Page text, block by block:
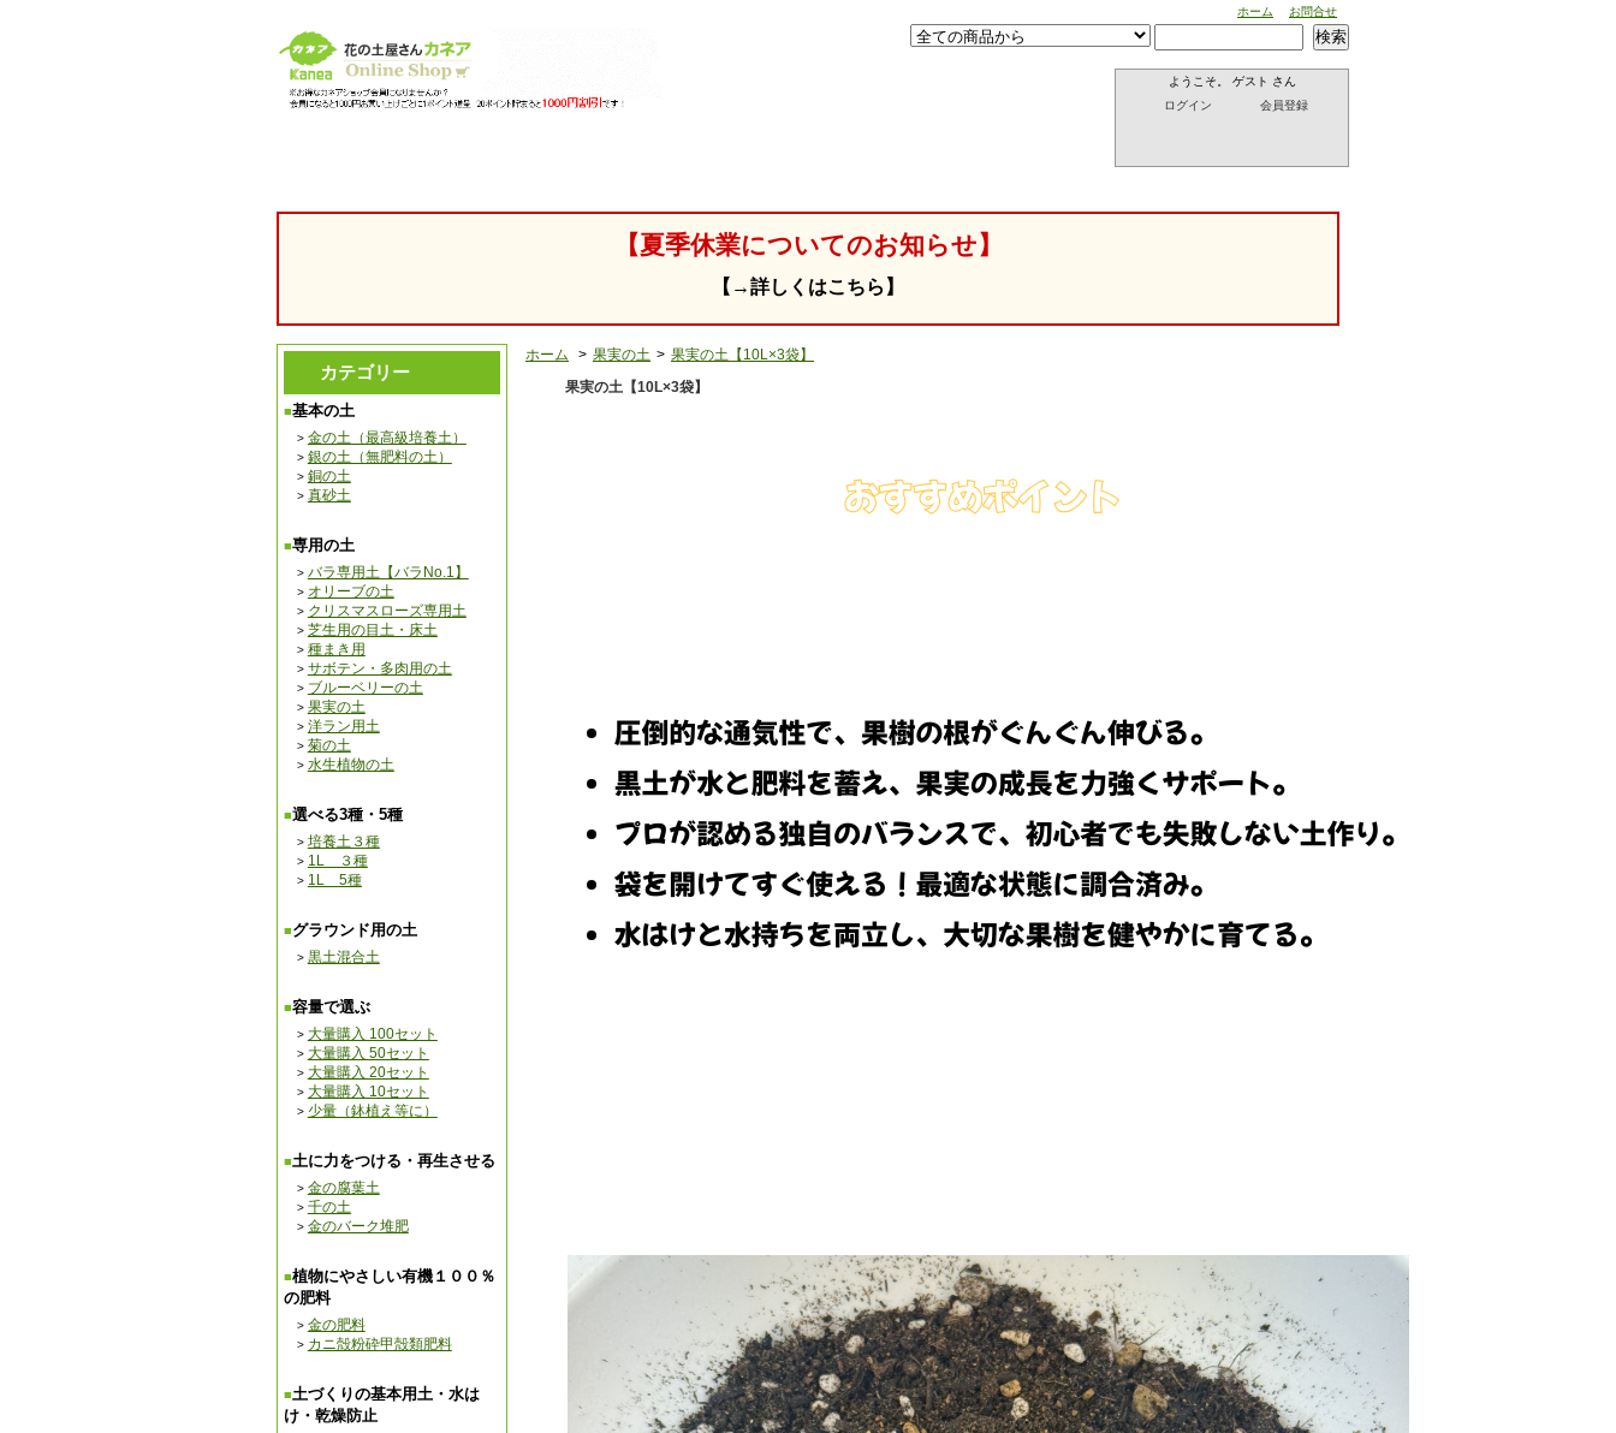
ホーム お問合せ
検索
ようこそ。 ゲスト さん
ログイン
会員登録
【夏季休業についてのお知らせ】
【→詳しくはこちら】
カテゴリー
基本の土
金の土（最高級培養土）
銀の土（無肥料の土）
銅の土
真砂土
専用の土
バラ専用土【バラNo.1】
オリーブの土
クリスマスローズ専用土
芝生用の目土・床土
種まき用
サボテン・多肉用の土
ブルーベリーの土
果実の土
洋ラン用土
菊の土
水生植物の土
選べる3種・5種
培養土３種
1L ３種
1L 5種
グラウンド用の土
黒土混合土
容量で選ぶ
大量購入 100セット
大量購入 50セット
大量購入 20セット
大量購入 10セット
少量（鉢植え等に）
土に力をつける・再生させる
金の腐葉土
千の土
金のバーク堆肥
植物にやさしい有機１００％
の肥料
金の肥料
カニ殻粉砕甲殻類肥料
土づくりの基本用土・水は
け・乾燥防止
ホーム > 果実の土 > 果実の土【10L×3袋】
果実の土【10L×3袋】